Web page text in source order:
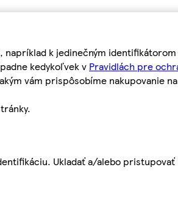
k jedinečným
kedykoľvek v Pravidlách pre
vám prispôsobíme nakupovanie
Ukladať a/alebo